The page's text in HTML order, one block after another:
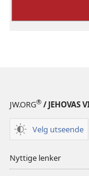
JW.ORG® / JEHOVAS
Velg utseende
Nyttige lenker